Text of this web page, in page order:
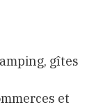
gîtes
et